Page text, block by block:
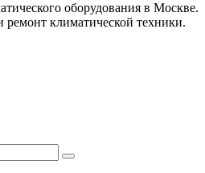
оборудования в Москве.
климатической техники.